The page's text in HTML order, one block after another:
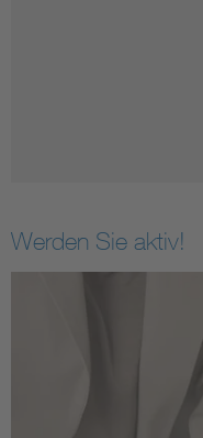
Werden Sie aktiv!